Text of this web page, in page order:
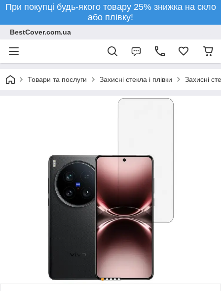
При покупці будь-якого товару 25% знижка на скло
або плівку!
BestCover.com.ua
Товари та послуги Захисні стекла і плівки Захисні